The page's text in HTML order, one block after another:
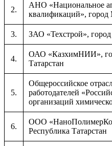
2.
АНО «Национальное
квалификаций», город
3. ЗАО «Техстрой», город
4.
ОАО «КазхимНИИ»,
Татарстан
5.
Общероссийское
работодателей
организаций
6.
ООО
Республика Татарстан